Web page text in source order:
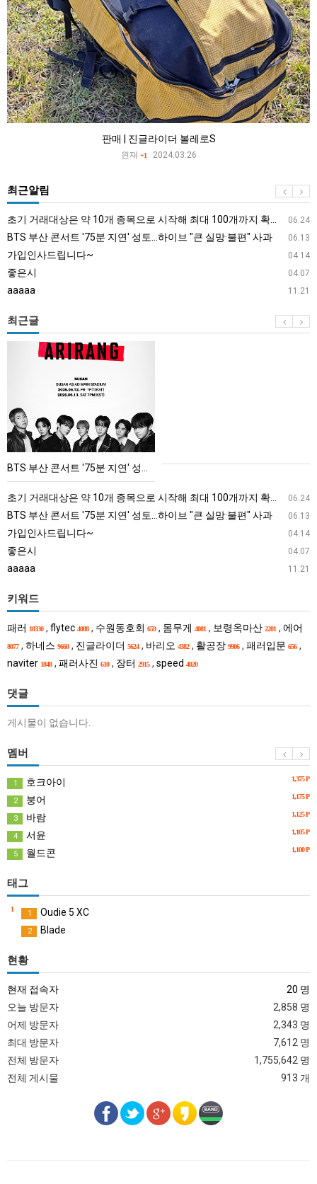
판매 | 진글라이더 볼레로S
읜재 +1 2024.03.26
최근알림
06.24
초기 거래대상은 약 10개 종목으로 시작해 최대 100개까지 확대할 방침이다. 구체적인 거래 대상 ETF는 아직 확정되지 않았지만, 시장 대표성이나 거래량을 고려해 선정할 계획이다.
06.13
BTS 부산 콘서트 '75분 지연' 성토…하이브 "큰 실망·불편" 사과
04.14
가입인사드립니다~
04.07
좋은시
11.21
aaaaa
최근글
서
트
'75
분
브
"큰
실
망
·
편"
사
BTS 부산 콘서트 '75분 지연' 성토…하이브 "큰 실망·불편" 사과
06.24
초기 거래대상은 약 10개 종목으로 시작해 최대 100개까지 확대할 방침이다. 구체적인 거래 대상 ETF는 아직 확정되지 않았지만, 시장 대표성이나 거래량을 고려해 선정할 계획이다.
06.13
BTS 부산 콘서트 '75분 지연' 성토…하이브 "큰 실망·불편" 사과
04.14
가입인사드립니다~
04.07
좋은시
11.21
aaaaa
키워드
패러 18330 , flytec 4088 , 수원동호회 659 , 몸무게 4081 , 보령옥마산 2201 , 에어
8077 , 하네스 9660 , 진글라이더 5624 , 바리오 4382 , 활공장 9906 , 패러입문 656 ,
naviter 1848 , 패러사진 610 , 장터 2915 , speed 4020
댓글
게시물이 없습니다.
멤버
1,375 P
1 호크아이
1,175 P
2 붕어
1,125 P
3 바람
1,105 P
4 서윤
1,100 P
5 월드콘
태그
1 Oudie 5 XC
Blade
현황
현재 접속자
20 명
오늘 방문자
2,858 명
어제 방문자
2,343 명
최대 방문자
7,612 명
전체 방문자
1,755,642 명
전체 게시물
913 개